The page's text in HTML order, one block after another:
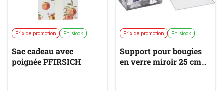
Prix de promotion En stock
Sac cadeau avec
poignée PFIRSICH
Prix de promotion En stock
Support pour bougies
en verre miroir 25 cm